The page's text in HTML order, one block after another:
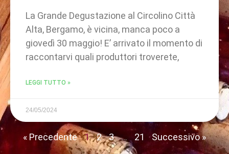
La Grande Degustazione al Circolino Città
Alta, Bergamo, è vicina, manca poco a
giovedì 30 maggio! E’ arrivato il momento di
raccontarvi quali produttori troverete,
LEGGI TUTTO »
24/05/2024
« Precedente 1 2 3 … 21 Successivo »